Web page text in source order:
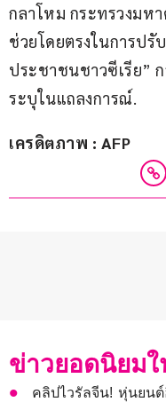
กลาโหม กระทรวงมห
ช่วยโดยตรงในการป
ประชาชนชาวซีเรีย”
ระบุในแถลงการณ์.
เครดิตภาพ : AFP
ข่าวยอดนิยม
คลิปไวรัลจีน! หุ่นยน